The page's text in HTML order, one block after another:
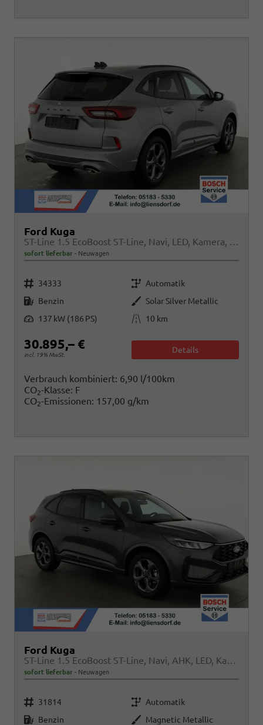
Ford Kuga
ST-Line 1.5 EcoBoost ST-Line, Navi, LED, Kamera, Winter, FS beheizbar, 5 J.-Garantie
sofort lieferbar Neuwagen
Fahrzeugnr. 34333 Getriebe Automatik
Kraftstoff Benzin Außenfarbe Solar Silver Metallic
Leistung
137 kW (186 PS) Kilometerstand 10 km
30.895,– €
incl. 19% MwSt.
Details
Verbrauch kombiniert: 6,90 l/100km
CO2-Klasse: F
CO2-Emissionen: 157,00 g/km
Ford Kuga
ST-Line 1.5 EcoBoost ST-Line, Navi, AHK, LED, Kamera, Winter, FS beheizbar, 5 J.-Garantie
sofort lieferbar Neuwagen
Fahrzeugnr. 31814 Getriebe Automatik
Kraftstoff Benzin Außenfarbe Magnetic Metallic